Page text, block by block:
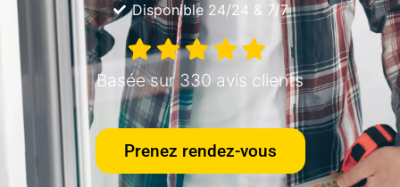
Disponible 24/24 & 7/7
Basée sur 330 avis clients
Prenez rendez-vous